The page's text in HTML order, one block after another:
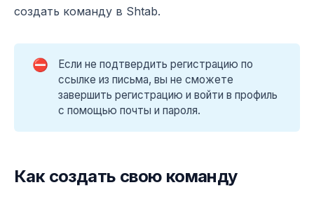
создать команду в Shtab.
⛔
Если не подтвердить регистрацию по
ссылке из письма, вы не сможете
завершить регистрацию и войти в профиль
с помощью почты и пароля.
Как создать свою команду